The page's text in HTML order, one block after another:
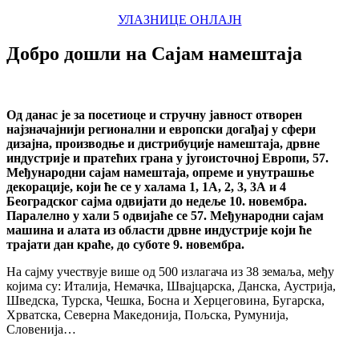
УЛАЗНИЦЕ ОНЛАЈН
Добро дошли на Сајам намештаја
Од данас је за посетиоце и стручну јавност отворен
најзначајнији регионални и европски догађај у сфери
дизајна, производње и дистрибуције намештаја, дрвне
индустрије и пратећих грана у југоисточној Европи, 57.
Међународни сајам намештаја, опреме и унутрашње
декорације, који ће се у халама 1, 1А, 2, 3, 3А и 4
Београдског сајма одвијати до недеље 10. новембра.
Паралелно у хали 5 одвијаће се 57. Међународни сајам
машина и алата из области дрвне индустрије који ће
трајати дан краће, до суботе 9. новембра.
На сајму учествује више од 500 излагача из 38 земаља, међу
којима су: Италија, Немачка, Швајцарска, Данска, Аустрија,
Шведска, Турска, Чешка, Босна и Херцеговина, Бугарска,
Хрватска, Северна Македонија, Пољска, Румунија,
Словенија…